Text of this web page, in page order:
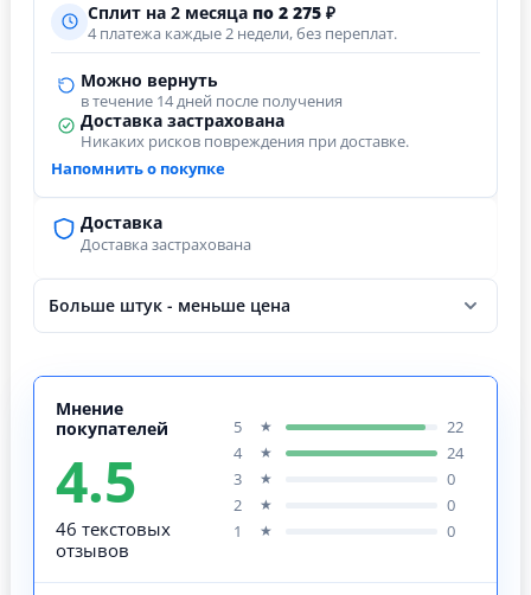
Доставка
Доставка застрахована
Больше штук - меньше цена
Сплит на 2 месяца по 2 275 ₽
4 платежа каждые 2 недели, без переплат.
Можно вернуть
в течение 14 дней после получения
Доставка застрахована
Никаких рисков повреждения при доставке.
Напомнить о покупке
Мнение
покупателей
4.5
46 текстовых
отзывов
5 ★
22
4
★
24
3
★
0
2
★
0
1
★ 0